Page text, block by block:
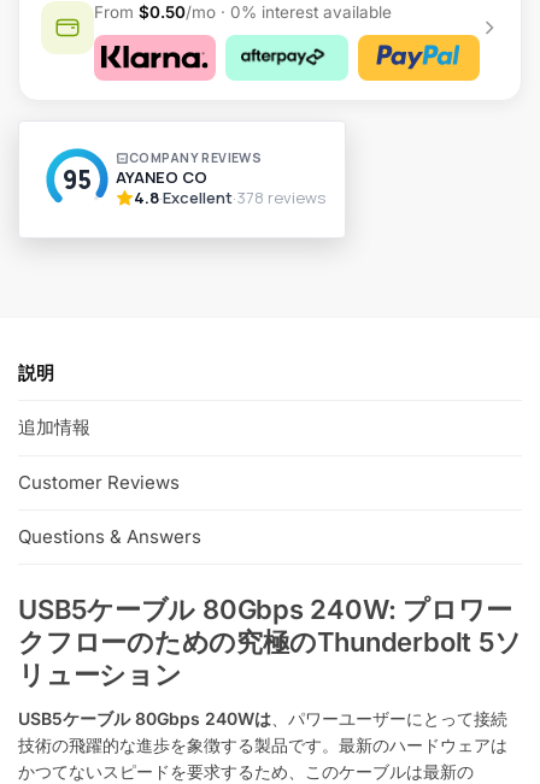
From $0.50/mo · 0% interest available
e
説明
追加情報
Customer Reviews
Questions & Answers
USB5ケーブル 80Gbps 240W: プロワー
クフローのための究極のThunderbolt 5ソ
リューション
USB5ケーブル 80Gbps 240Wは 、パワーユーザーにとって接続
技術の飛躍的な進歩を象徴する製品です。最新のハードウェアは
かつてないスピードを要求するため、このケーブルは最新の